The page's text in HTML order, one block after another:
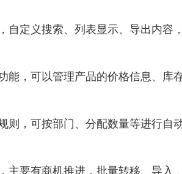
自定义搜索、列表显示、导出内
能，可以管理产品的价格信息、
则，可按部门、分配数量等进行
主要有商机推进，批量转移、导